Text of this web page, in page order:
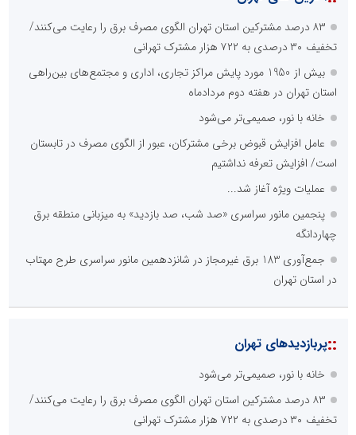
۸۳ درصد مشترکین استان تهران الگوی مصرف برق را رعایت می‌کنند/
تخفیف ۳۰ درصدی به ۷۲۲ هزار مشترک تهرانی
بیش از 1950 مورد پایش مراکز تجاری، اداری و مجتمع‌های بین‌راهی
استان تهران در هفته دوم مردادماه
خانه با نور، صمیمی‌تر می‌شود
عامل افزایش قبوض برخی مشترکان، عبور از الگوی مصرف در تابستان
است/ افزایش تعرفه نداشتیم
عملیات ویژه آغاز شد...
پنجمین مانور سراسری «صد شب، صد بازدید» به میزبانی منطقه برق
چهاردانگه
جمع‌آوری 183 برق غیرمجاز در شانزدهمین مانور سراسری طرح مهتاب
در استان تهران
::پربازدیدهای تهران
خانه با نور، صمیمی‌تر می‌شود
۸۳ درصد مشترکین استان تهران الگوی مصرف برق را رعایت می‌کنند/
تخفیف ۳۰ درصدی به ۷۲۲ هزار مشترک تهرانی